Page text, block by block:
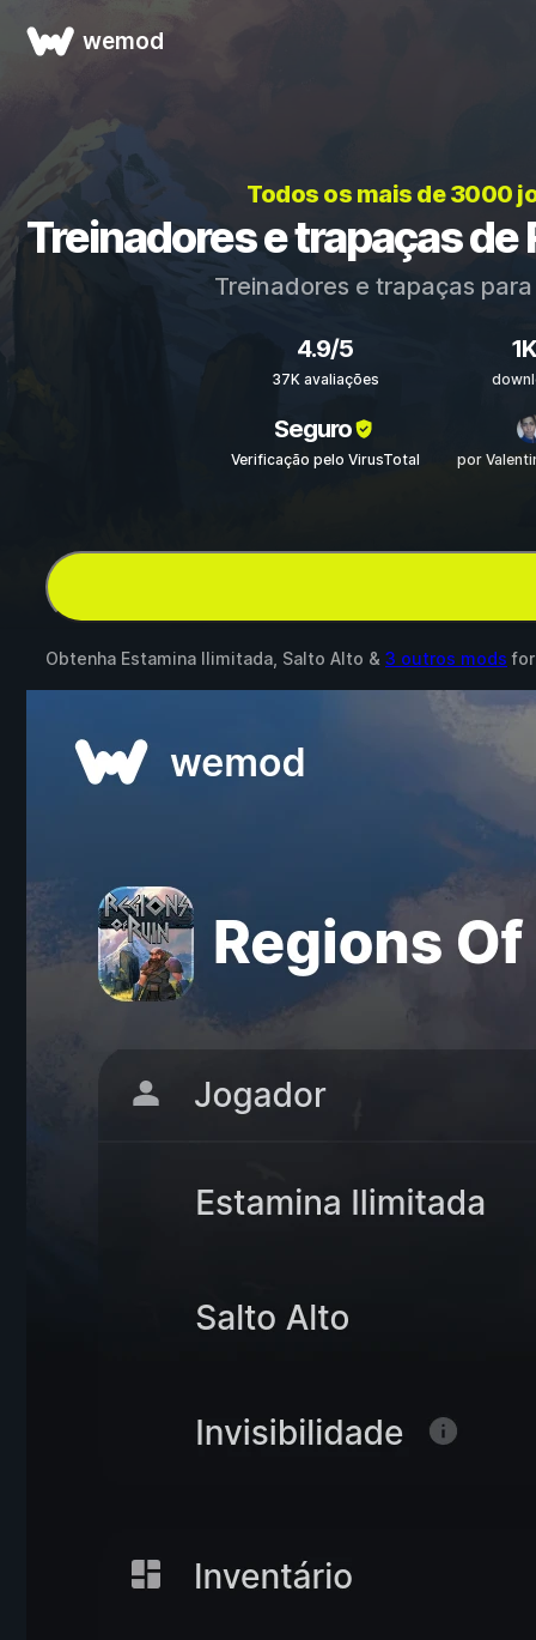
wemod
Todos os mais de 3000
Treinadores e trapaças de
Treinadores e trapaças
4.9/5
37K avaliações
Seguro
Verificação pelo VirusTotal por
Obtenha Estamina Ilimitada, Salto Alto & 3 outros mods